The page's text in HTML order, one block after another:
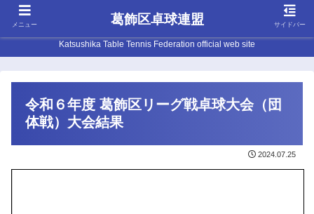
Katsushika Table Tennis Federation official web site
令和６年度 葛飾区リーグ戦卓球大会（団
体戦）大会結果
2024.07.25
メニュー 葛飾区卓球連盟 サイドバー